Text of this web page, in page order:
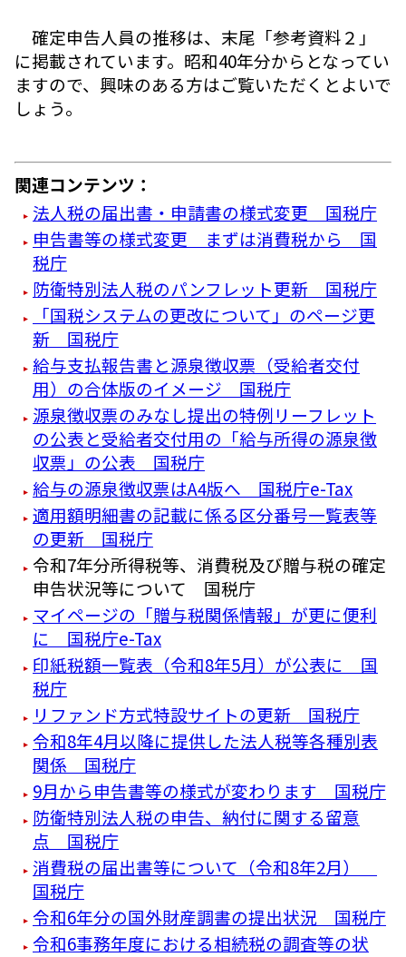
確定申告人員の推移は、末尾「参考資料２」
に掲載されています。昭和40年分からとなってい
ますので、興味のある方はご覧いただくとよいで
しょう。
関連コンテンツ：
法人税の届出書・申請書の様式変更 国税庁
申告書等の様式変更 まずは消費税から 国
税庁
防衛特別法人税のパンフレット更新 国税庁
「国税システムの更改について」のページ更
新 国税庁
給与支払報告書と源泉徴収票（受給者交付
用）の合体版のイメージ 国税庁
源泉徴収票のみなし提出の特例リーフレット
の公表と受給者交付用の「給与所得の源泉徴
収票」の公表 国税庁
給与の源泉徴収票はA4版へ 国税庁e-Tax
適用額明細書の記載に係る区分番号一覧表等
の更新 国税庁
令和7年分所得税等、消費税及び贈与税の確定
申告状況等について 国税庁
マイページの「贈与税関係情報」が更に便利
に 国税庁e-Tax
印紙税額一覧表（令和8年5月）が公表に 国
税庁
リファンド方式特設サイトの更新 国税庁
令和8年4月以降に提供した法人税等各種別表
関係 国税庁
9月から申告書等の様式が変わります 国税庁
防衛特別法人税の申告、納付に関する留意
点 国税庁
消費税の届出書等について（令和8年2月）
国税庁
令和6年分の国外財産調書の提出状況 国税庁
令和6事務年度における相続税の調査等の状